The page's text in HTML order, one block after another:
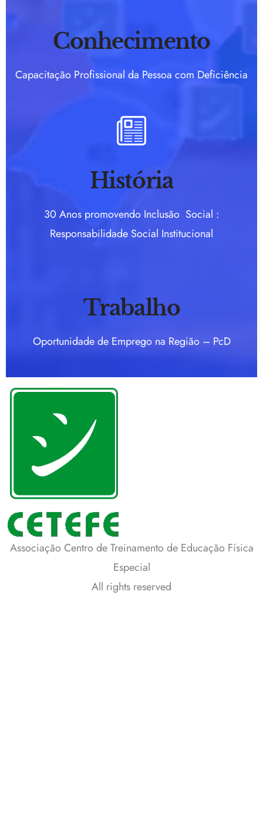
Conhecimento
Capacitação Profissional da Pessoa com Deficiência
História
30 Anos promovendo Inclusão Social :
Responsabilidade Social Institucional
Trabalho
Oportunidade de Emprego na Região – PcD
Associação Centro de Treinamento de Educação Física
Especial
All rights reserved